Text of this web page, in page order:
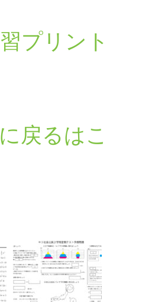
プリント
戻るはこ